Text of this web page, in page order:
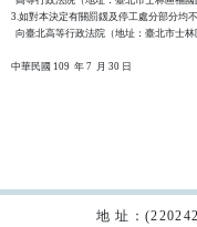
3.如對本決定有關罰鍰及停工處分部分均
向臺北高等行政法院（地址：臺北市士林
地 址：